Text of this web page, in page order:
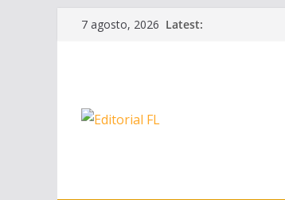
7 agosto, 2026 Latest: